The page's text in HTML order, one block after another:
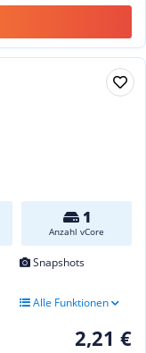
1
Anzahl vCore
Snapshots
Alle Funktionen
2,21 €